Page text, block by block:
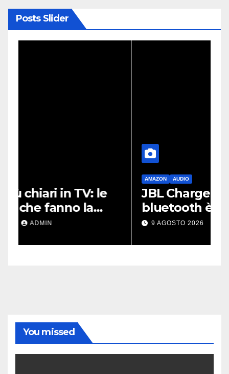
Posts Slider
JBL Charge 5: lo speaker
bluetooth è a metà prezzo
su Amazon
9 AGOSTO 2026
You missed